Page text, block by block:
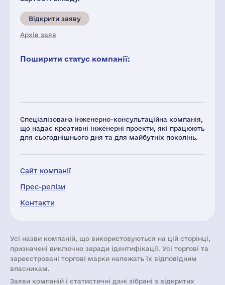
Спеціалізована інженерно-консультаційна компанія,
що надає креативні інженерні проекти, які працюють
для сьогоднішнього дня та для майбутніх поколінь.
Сайт компанії
Прес-релізи
Контакти
Відкрити заяву
Архів заяв
Поширити статус компанії:
Усі назви компаній, що використовуються на цій сторінці,
призначені виключно заради ідентифікації. Усі торгові та
зареєстровані торгові марки належать їх відповідним
власникам.
Заяви компаній i статистичні дані зібрані з відкритих